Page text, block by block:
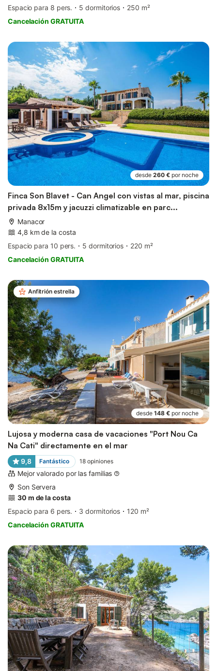
Espacio para 8 pers. 5 dormitorios
250 m²
Cancelación GRATUITA
desde 260 € por noche
Finca Son Blavet - Can Angel con vistas al mar, piscina
privada 8x15m y jacuzzi climatizable en parc...
Manacor
4,8 km de la costa
Espacio para 10 pers.
5 dormitorios
220 m²
Cancelación GRATUITA
Anfitrión estrella
desde 148 € por noche
Lujosa y moderna casa de vacaciones "Port Nou Ca
Na Cati" directamente en el mar
9,8 Fantástico 18 opiniones
Mejor valorado por las familias
Son Servera
30 m de la costa
Espacio para 6 pers.
3 dormitorios
120 m²
Cancelación GRATUITA